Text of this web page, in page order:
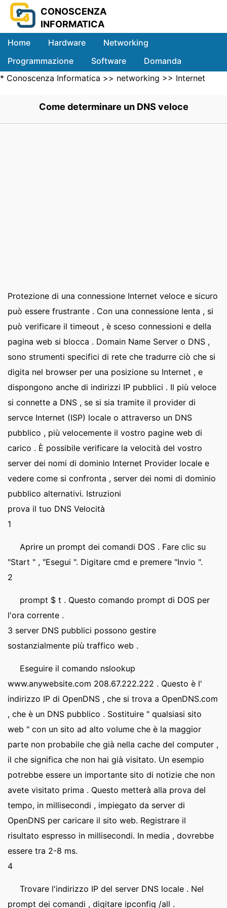
CONOSCENZA
INFORMATICA
Home Hardware
Networking
Programmazione
Software
Domanda
Sistemi
* Conoscenza Informatica >> networking >> Internet
Come determinare un DNS veloce
Protezione di una connessione Internet veloce e sicuro
può essere frustrante . Con una connessione lenta , si
può verificare il timeout , è sceso connessioni e della
pagina web si blocca . Domain Name Server o DNS ,
sono strumenti specifici di rete che tradurre ciò che si
digita nel browser per una posizione su Internet , e
dispongono anche di indirizzi IP pubblici . Il più veloce
si connette a DNS , se si sia tramite il provider di
servce Internet (ISP) locale o attraverso un DNS
pubblico , più velocemente il vostro pagine web di
carico . È possibile verificare la velocità del vostro
server dei nomi di dominio Internet Provider locale e
vedere come si confronta , server dei nomi di dominio
pubblico alternativi. Istruzioni
prova il tuo DNS Velocità
1
Aprire un prompt dei comandi DOS . Fare clic su
"Start " , "Esegui ". Digitare cmd e premere "Invio ".
2
prompt $ t . Questo comando prompt di DOS per
l'ora corrente .
3 server DNS pubblici possono gestire
sostanzialmente più traffico web .
Eseguire il comando nslookup
www.anywebsite.com 208.67.222.222 . Questo è l'
indirizzo IP di OpenDNS , che si trova a OpenDNS.com
, che è un DNS pubblico . Sostituire " qualsiasi sito
web " con un sito ad alto volume che è la maggior
parte non probabile che già nella cache del computer ,
il che significa che non hai già visitato. Un esempio
potrebbe essere un importante sito di notizie che non
avete visitato prima . Questo metterà alla prova del
tempo, in millisecondi , impiegato da server di
OpenDNS per caricare il sito web. Registrare il
risultato espresso in millisecondi. In media , dovrebbe
essere tra 2-8 ms.
4
Trovare l'indirizzo IP del server DNS locale . Nel
prompt dei comandi , digitare ipconfig /all .